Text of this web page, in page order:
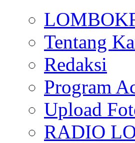
Tentang
Redaksi
Program
Upload
RADIO